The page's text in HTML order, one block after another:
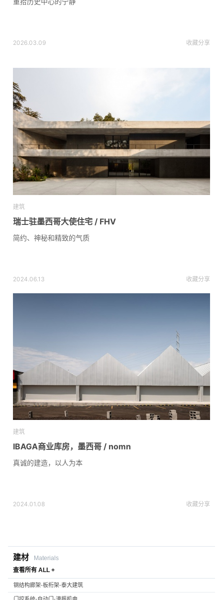
2026.03.09 收藏分享
建筑
瑞士驻墨西哥大使住宅 / FHV
简约、神秘和精致的气质
2024.06.13 收藏分享
建筑
IBAGA商业库房，墨西哥 / nomn
真诚的建造，以人为本
2024.01.08 收藏分享
建材
Materials
查看所有 ALL +
钢结构廊架-板桁架-泰大建筑